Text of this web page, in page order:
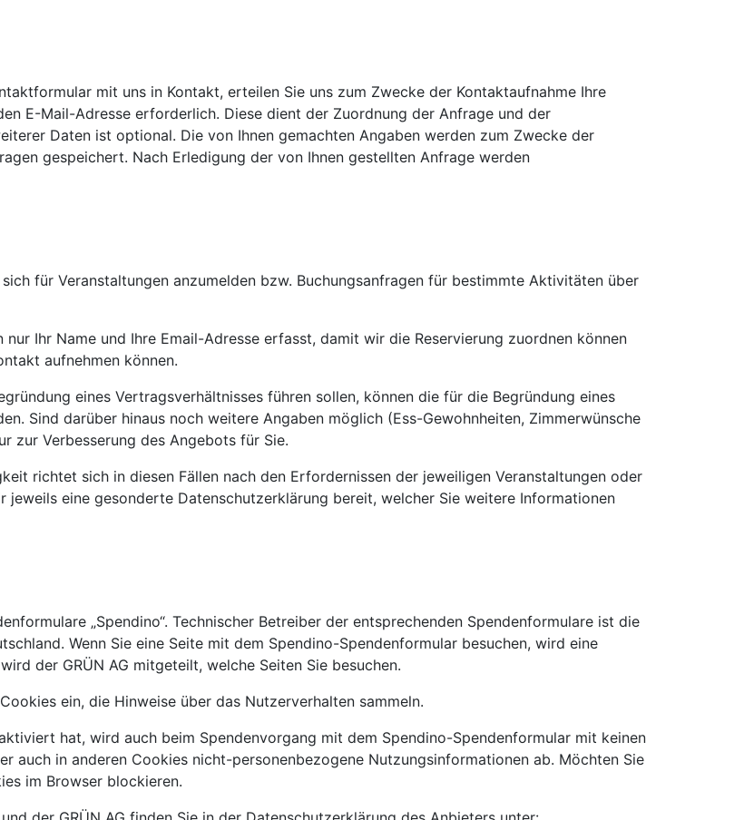
mit uns in Kontakt, erteilen Sie uns zum Zwecke der Kontaktaufnahme Ihre
E-Mail-Adresse erforderlich. Diese dient der Zuordnung der Anfrage und der
Daten ist optional. Die von Ihnen gemachten Angaben werden zum Zwecke der
gespeichert. Nach Erledigung der von Ihnen gestellten Anfrage werden
für Veranstaltungen anzumelden bzw. Buchungsanfragen für bestimmte Aktivitäten über
Ihr Name und Ihre Email-Adresse erfasst, damit wir die Reservierung zuordnen können
aufnehmen können.
eines Vertragsverhältnisses führen sollen, können die für die Begründung eines
Sind darüber hinaus noch weitere Angaben möglich (Ess-Gewohnheiten, Zimmerwünsche
zur Verbesserung des Angebots für Sie.
richtet sich in diesen Fällen nach den Erfordernissen der jeweiligen Veranstaltungen oder
eine gesonderte Datenschutzerklärung bereit, welcher Sie weitere Informationen
„Spendino“. Technischer Betreiber der entsprechenden Spendenformulare ist die
Wenn Sie eine Seite mit dem Spendino-Spendenformular besuchen, wird eine
der GRÜN AG mitgeteilt, welche Seiten Sie besuchen.
ein, die Hinweise über das Nutzerverhalten sammeln.
hat, wird auch beim Spendenvorgang mit dem Spendino-Spendenformular mit keinen
auch in anderen Cookies nicht-personenbezogene Nutzungsinformationen ab. Möchten Sie
im Browser blockieren.